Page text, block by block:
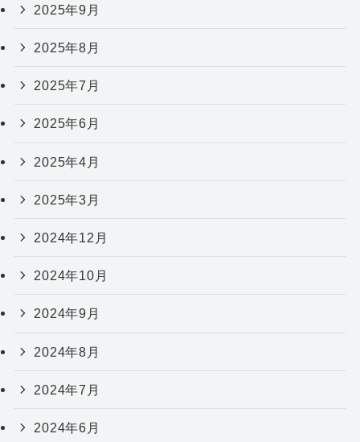
2025年9月
2025年8月
2025年7月
2025年6月
2025年4月
2025年3月
2024年12月
2024年10月
2024年9月
2024年8月
2024年7月
2024年6月